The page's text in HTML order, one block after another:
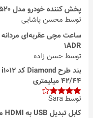
پخش کننده خودرو مدل 520-BT
توسط محسن پاشایی
1ADR
توسط حسن زاده
42/44 میلیمتری
امتیاز4
از 5
توسط Sara
کابل تبدیل USB به HDMI مدل 3in1 HDTV 7562